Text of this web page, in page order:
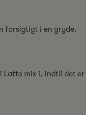
forsigtigt i en gryde.
Latte mix i, indtil det